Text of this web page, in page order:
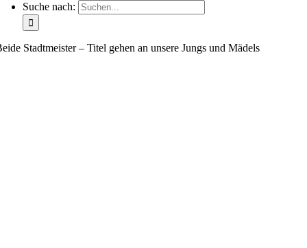
Suche nach:
Stadtmeister – Titel gehen an unsere Jungs und Mädels